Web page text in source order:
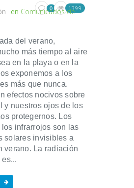
en Comunicados de
0 1399
del verano,
más tiempo al aire
en la playa o en la
exponemos a los
más que nunca.
efectos nocivos sobre
y nuestros ojos de los
protegernos. Los
los infrarrojos son las
solares invisibles a
verano. La radiación